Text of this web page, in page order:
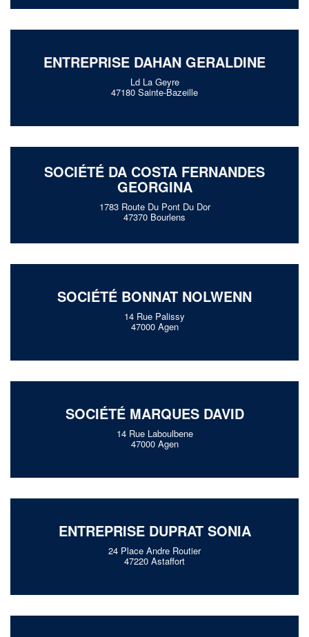
ENTREPRISE DAHAN GERALDINE
Ld La Geyre
47180 Sainte-Bazeille
SOCIÉTÉ DA COSTA FERNANDES
GEORGINA
1783 Route Du Pont Du Dor
47370 Bourlens
SOCIÉTÉ BONNAT NOLWENN
14 Rue Palissy
47000 Agen
SOCIÉTÉ MARQUES DAVID
14 Rue Laboulbene
47000 Agen
ENTREPRISE DUPRAT SONIA
24 Place Andre Routier
47220 Astaffort